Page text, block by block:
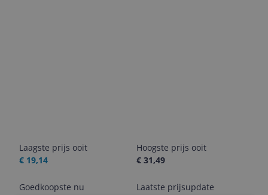
Laagste prijs ooit
€ 19,14
Hoogste prijs ooit
€ 31,49
Goedkoopste nu
Laatste prijsupdate